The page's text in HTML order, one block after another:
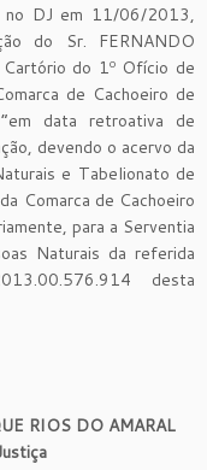
no DJ em 11/06/2013,
do Sr. FERNANDO
do 1º Ofício de
de Cachoeiro de
data retroativa de
devendo o acervo da
e Tabelionato de
Comarca de Cachoeiro
para a Serventia
Naturais da referida
desta
RIOS DO AMARAL